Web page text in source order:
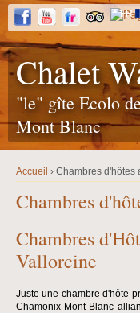
Chalet
"le" gîte Ecolo
Mont Blanc
FR
Y
u
a
e
h
e
Accueil › Chambres d'hôtes
Chambres
Chambres
Vallorcine
Juste une chambre d'hôte
Chamonix Mont Blanc